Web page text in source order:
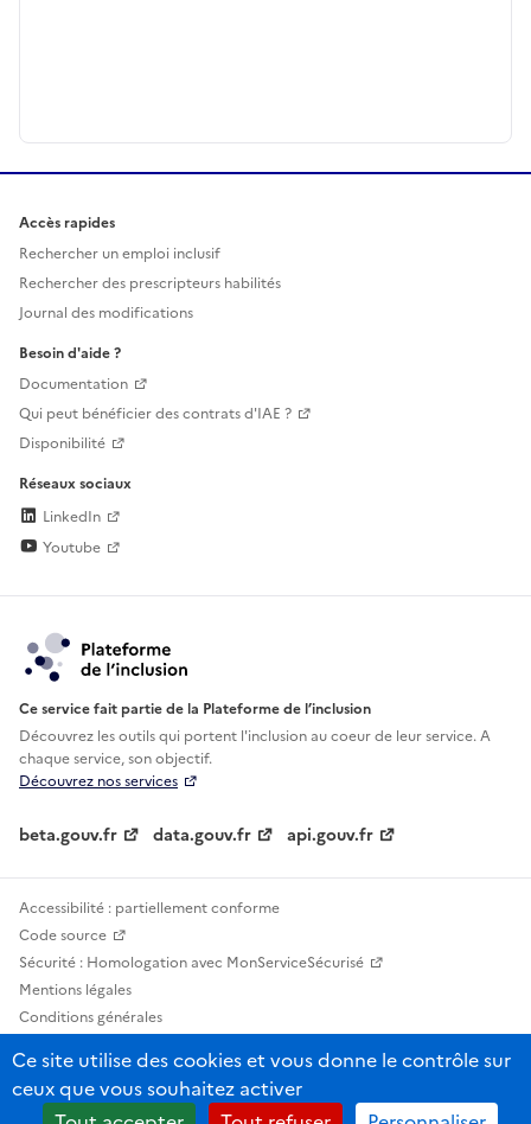
Accès rapides
Rechercher un emploi inclusif
Rechercher des prescripteurs habilités
Journal des modifications
Besoin d'aide ?
Documentation
Qui peut bénéficier des contrats d'IAE ?
Disponibilité
Réseaux sociaux
LinkedIn
Youtube
Ce service fait partie de la Plateforme de l’inclusion
Découvrez les outils qui portent l'inclusion aucoeur de leur service. A
chaque service, son objectif.
Découvrez nos services
beta.gouv.fr data.gouv.fr api.gouv.fr
Accessibilité : partiellement conforme
Code source
Sécurité : Homologation avec MonServiceSécurisé
Mentions légales
Conditions générales
Statistiques, lexiques et indicateurs
Sauf mention contraire, tous les contenus de ce site sont sous licence
Ce site utilise des cookies et vous donne le contrôle sur
ceux que vous souhaitez activer